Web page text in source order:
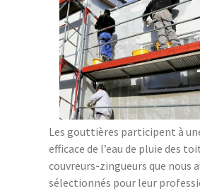
Les gouttières participent à
efficace de l’eau de pluie des
couvreurs-zingueurs que nous
sélectionnés pour leur